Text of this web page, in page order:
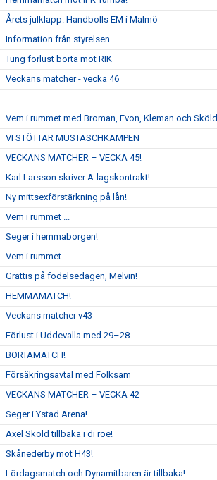
Årets julklapp. Handbolls EM i Malmö
Information från styrelsen
Tung förlust borta mot RIK
Veckans matcher - vecka 46
Vem i rummet med Broman, Evon, Kleman och Sköld
VI STÖTTAR MUSTASCHKAMPEN
VECKANS MATCHER – VECKA 45!
Karl Larsson skriver A-lagskontrakt!
Ny mittsexförstärkning på lån!
Vem i rummet ...
Seger i hemmaborgen!
Vem i rummet…
Grattis på födelsedagen, Melvin!
HEMMAMATCH!
Veckans matcher v43
Förlust i Uddevalla med 29–28
BORTAMATCH!
Försäkringsavtal med Folksam
VECKANS MATCHER – VECKA 42
Seger i Ystad Arena!
Axel Sköld tillbaka i di röe!
Skånederby mot H43!
Lördagsmatch och Dynamitbaren är tillbaka!